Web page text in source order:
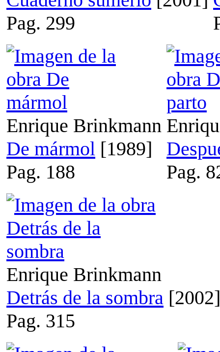
Pag. 299
Enrique Brinkmann
De mármol [1989]
Pag. 188
Pag.
Enrique Brinkmann
Detrás de la sombra [2002]
Pag. 315